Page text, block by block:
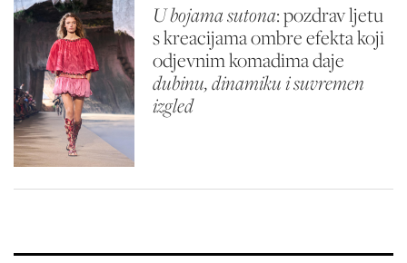
U bojama sutona: pozdrav ljetu
s kreacijama ombre efekta koji
odjevnim komadima daje
dubinu, dinamiku i suvremen
izgled